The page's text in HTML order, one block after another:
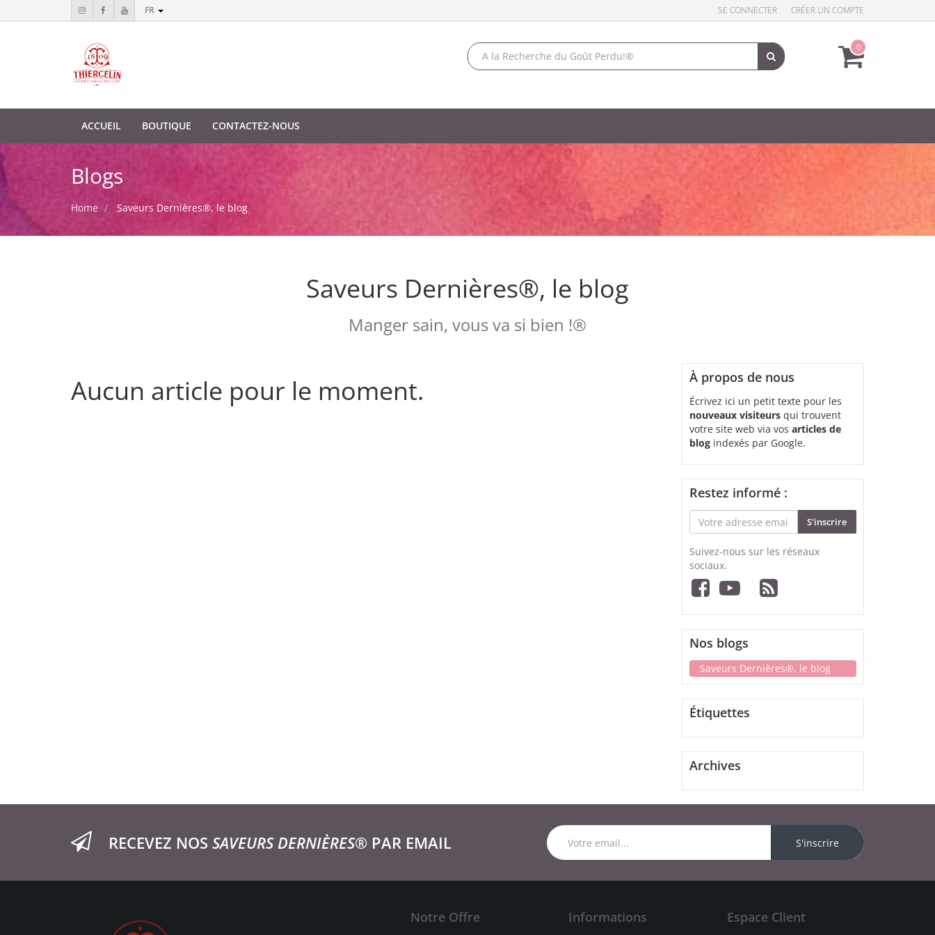
FR SE CONNECTER CRÉER UN COMPTE
0
ACCUEIL BOUTIQUE CONTACTEZ-NOUS
Blogs
Home Saveurs Dernières®, le blog
Saveurs Dernières®, le blog
Manger sain, vous va si bien !®
Aucun article pour le moment. À propos de nous
Écrivez ici un petit texte pour les
nouveaux visiteursqui trouvent
votre site web via vos articles de
blogindexés par Google.
Restez informé :
S'inscrire
Suivez-nous sur les réseaux
sociaux.
Nos blogs
Saveurs Dernières®, le blog
Étiquettes
Archives
RECEVEZ NOS SAVEURS DERNIÈRES® PAR EMAIL S'inscrire
Notre Offre Informations Espace Client